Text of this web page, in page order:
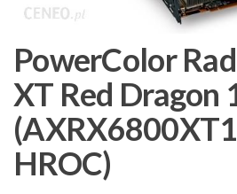
PowerColor
XT Red Dragon
HROC)